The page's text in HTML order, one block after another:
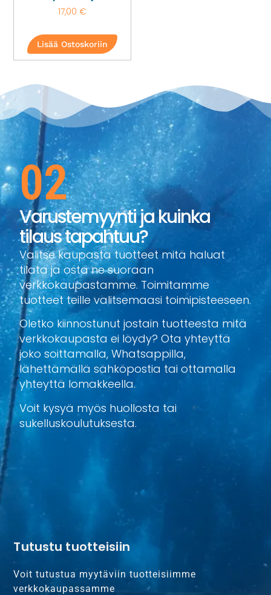
17,00 €
Lisää Ostoskoriin
02
Varustemyynti ja kuinka
tilaus tapahtuu?
Valitse kaupasta tuotteet mitä haluat
tilata ja osta ne suoraan
verkkokaupastamme. Toimitamme
tuotteet teille valitsemaasi toimipisteeseen.
Oletko kiinnostunut jostain tuotteesta mitä
verkkokaupasta ei löydy? Ota yhteyttä
joko soittamalla, Whatsappilla,
lähettämällä sähköpostia tai ottamalla
yhteyttä lomakkeella.
Voit kysyä myös huollosta tai
sukelluskoulutuksesta.
Tutustu tuotteisiin
Voit tutustua myytäviin tuotteisiimme
verkkokaupassamme